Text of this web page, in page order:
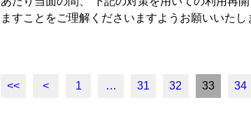
ますことをご理解くださいますようお願いいたし
<< < 1 … 31 32 33 34